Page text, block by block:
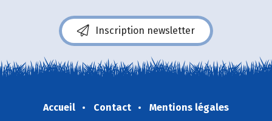
Inscription newsletter
Accueil Contact
Mentions légales